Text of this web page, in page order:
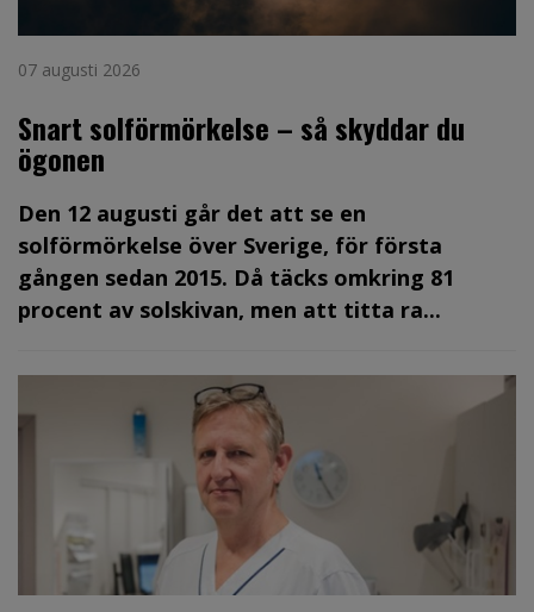
07 augusti 2026
Snart solförmörkelse – så skyddar du
ögonen
Den 12 augusti går det att se en
solförmörkelse över Sverige, för första
gången sedan 2015. Då täcks omkring 81
procent av solskivan, men att titta ra...